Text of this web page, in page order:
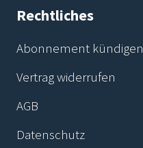
Rechtliches
Abonnement kündigen
Vertrag widerrufen
AGB
Datenschutz